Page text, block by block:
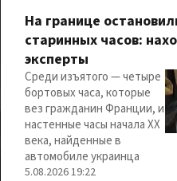
На границе
старинных часов:
эксперты
Среди изъятого — четыре
бортовых часа, которые
вез гражданин Франции, и
настенные часы начала ХХ
века, найденные в
автомобиле украинца
5.08.2026 19:22